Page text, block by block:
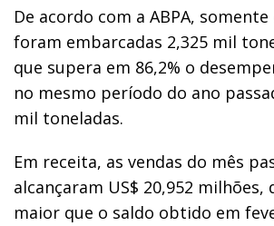
De acordo com a ABPA,
foram embarcadas 2,325 mil
que supera em 86,2% o
no mesmo período do ano
mil toneladas.
Em receita, as vendas do mês
alcançaram US$ 20,952 milhões,
maior que o saldo obtido em